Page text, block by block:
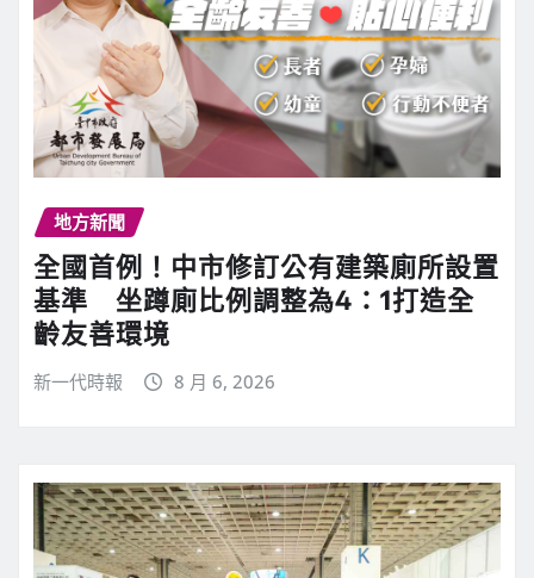
地方新聞
全國首例！中市修訂公有建築廁所設置
基準 坐蹲廁比例調整為4：1打造全
齡友善環境
新一代時報 8 月 6, 2026